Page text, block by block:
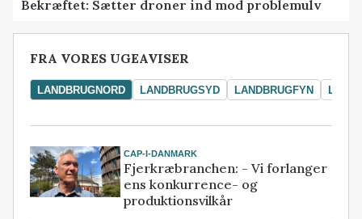
Bekræftet: Sætter droner ind mod problemulv
FRA VORES UGEAVISER
LANDBRUGNORD LANDBRUGSYD LANDBRUGFYN
CAP-I-DANMARK
Fjerkræbranchen: - Vi forlanger
ens konkurrence- og
produktionsvilkår